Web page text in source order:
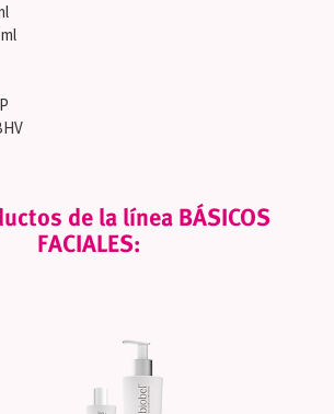
de la línea BÁSICOS
FACIALES: